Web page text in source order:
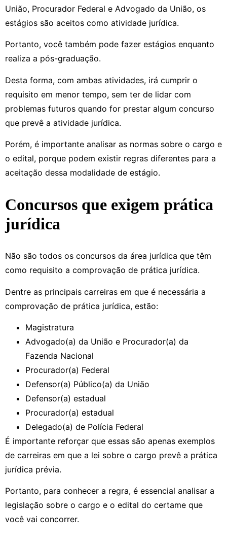
União, Procurador Federal e Advogado da União, os
estágios são aceitos como atividade jurídica.
Portanto, você também pode fazer estágios enquanto
realiza a pós-graduação.
Desta forma, com ambas atividades, irá cumprir o
requisito em menor tempo, sem ter de lidar com
problemas futuros quando for prestar algum concurso
que prevê a atividade jurídica.
Porém, é importante analisar as normas sobre o cargo e
o edital, porque podem existir regras diferentes para a
aceitação dessa modalidade de estágio.
Concursos que exigem prática
jurídica
Não são todos os concursos da área jurídica que têm
como requisito a comprovação de prática jurídica.
Dentre as principais carreiras em que é necessária a
comprovação de prática jurídica, estão:
Magistratura
Advogado(a) da União e Procurador(a) da
Fazenda Nacional
Procurador(a) Federal
Defensor(a) Público(a) da União
Defensor(a) estadual
Procurador(a) estadual
Delegado(a) de Polícia Federal
É importante reforçar que essas são apenas exemplos
de carreiras em que a lei sobre o cargo prevê a prática
jurídica prévia.
Portanto, para conhecer a regra, é essencial analisar a
legislação sobre o cargo e o edital do certame que
você vai concorrer.